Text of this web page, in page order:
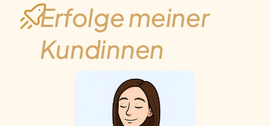
Erfolge meiner
Kundinnen